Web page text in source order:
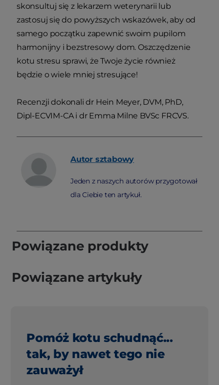
skonsultuj się z lekarzem weterynarii lub
zastosuj się do powyższych wskazówek, aby od
samego początku zapewnić swoim pupilom
harmonijny i bezstresowy dom. Oszczędzenie
kotu stresu sprawi, że Twoje życie również
będzie o wiele mniej stresujące!
Recenzji dokonali dr Hein Meyer, DVM, PhD,
Dipl-ECVIM-CA i dr Emma Milne BVSc FRCVS.
Autor sztabowy
Jeden z naszych autorów przygotował
dla Ciebie ten artykuł.
Powiązane produkty
Powiązane artykuły
Pomóż kotu schudnąć...
tak, by nawet tego nie
zauważył